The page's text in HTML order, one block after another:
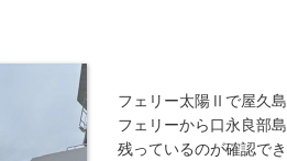
フェリー太陽Ⅱで屋久島
フェリーから口永良部
残っているのが確認でき